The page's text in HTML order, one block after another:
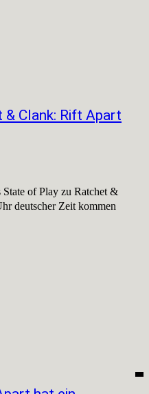
Clank: Rift Apart
of Play zu Ratchet &
deutscher Zeit kommen